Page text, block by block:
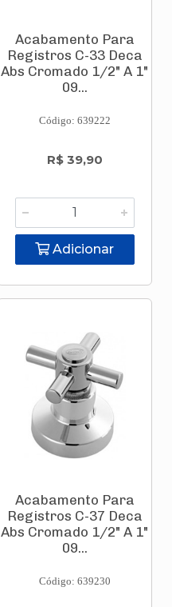
Acabamento Para
Registros C-33 Deca
Abs Cromado 1/2" A 1"
09...
Código: 639222
R$ 39,90
Adicionar
Acabamento Para
Registros C-37 Deca
Abs Cromado 1/2" A 1"
09...
Código: 639230